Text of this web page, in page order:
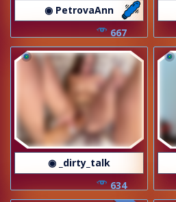
◉ PetrovaAnn
667
◉ _dirty_talk
634